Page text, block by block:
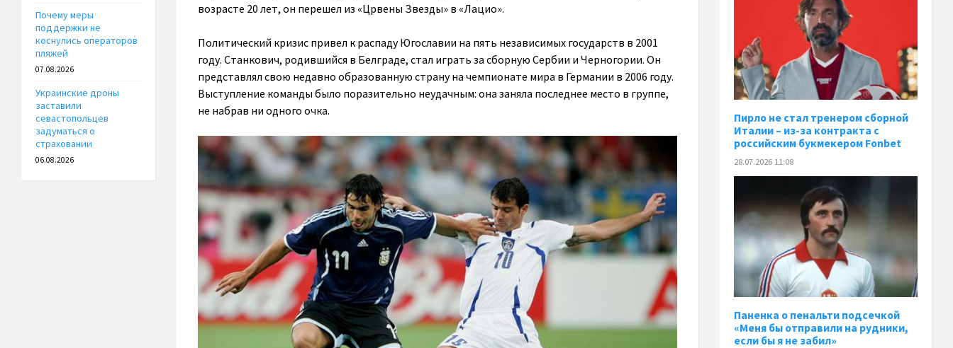
возрасте 20 лет, он перешел из «Црвены Звезды» в «Лацио».
Политический кризис привел к распаду Югославии на пять независимых государств в 2001
году. Станкович, родившийся в Белграде, стал играть за сборную Сербии и Черногории. Он
представлял свою недавно образованную страну на чемпионате мира в Германии в 2006 году.
Выступление команды было поразительно неудачным: она заняла последнее место в группе,
не набрав ни одного очка.
Почему меры
поддержки не
коснулись операторов
пляжей
07.08.2026
Украинские дроны
заставили
севастопольцев
задуматься о
страховании
06.08.2026
Пирло не стал тренером сборной
Италии – из-за контракта с
российским букмекером Fonbet
28.07.2026 11:08
Паненка o пенальти подсечкой
«Меня бы отправили на рудники,
если бы я не забил»